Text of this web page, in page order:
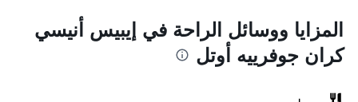
المزايا ووسائل الراحة في إيبيس أنيسي
كران جوفرييه أوتل